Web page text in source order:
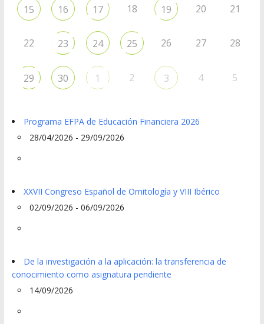
15 16 17 18 19 20 21
22 23 24 25 26 27 28
29 30 1 2 3 4 5
Programa EFPA de Educación Financiera 2026
28/04/2026 - 29/09/2026
XXVII Congreso Español de Ornitología y VIII Ibérico
02/09/2026 - 06/09/2026
De la investigación a la aplicación: la transferencia de
conocimiento como asignatura pendiente
14/09/2026